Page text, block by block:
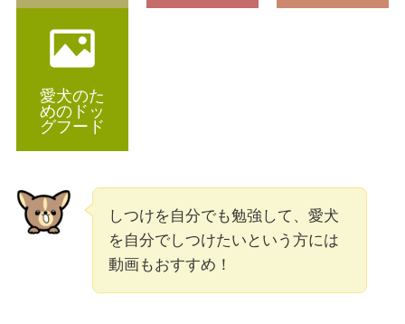
愛犬のた
めのドッ
グフード
しつけを自分でも勉強して、愛犬
を自分でしつけたいという方には
動画もおすすめ！